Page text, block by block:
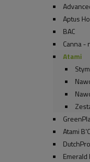
Aptus
BAC
Canna -
Atami
Atami
DutchPro